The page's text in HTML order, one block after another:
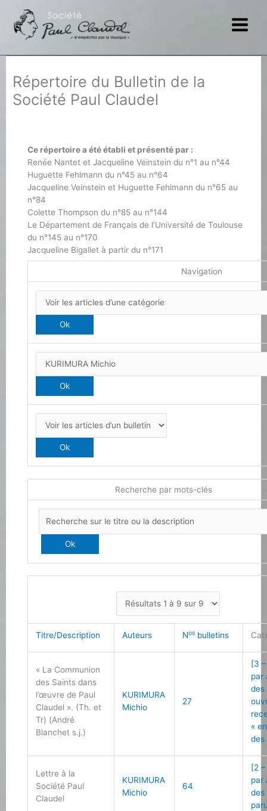
contenu
Répertoire du Bulletin de la
Société Paul Claudel
Ce répertoire a été établi et présenté par :
Renée Nantet et Jacqueline Veinstein du n°1 au n°44
Huguette Fehlmann du n°45 au n°64
Jacqueline Veinstein et Huguette Fehlmann du n°65 au
n°84
Colette Thompson du n°85 au n°144
Le Département de Français de l’Université de Toulouse
du n°145 au n°170
Jacqueline Bigallet à partir du n°171
Navigation
Recherche par mots-clés
Titre/Description Auteurs Nos bulletins
« La Communion
des Saints dans
l’œuvre de Paul
Claudel ». (Th. et
Tr) (André
Blanchet s.j.)
KURIMURA
Michio
27
[3
par
des
«
des
Lettre à la
Société Paul
Claudel
KURIMURA
Michio
64
[2
par
des